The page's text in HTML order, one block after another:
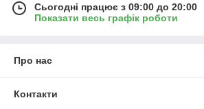
Сьогодні працює з 09:00 до 20:00
Показати весь графік роботи
Про нас
Контакти